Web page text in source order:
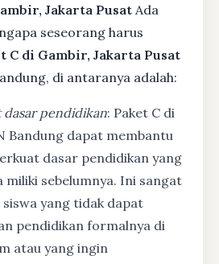
Jakarta Pusat Ada
seseorang harus
C di Gambir, Jakarta Pusat
di antaranya adalah:
pendidikan: Paket C di
Bandung dapat membantu
dasar pendidikan yang
miliki sebelumnya. Ini sangat
yang tidak dapat
pendidikan formalnya di
atau yang ingin